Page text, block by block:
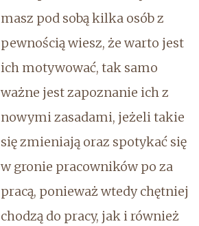
masz pod sobą kilka osób z
pewnością wiesz, że warto jest
ich motywować, tak samo
ważne jest zapoznanie ich z
nowymi zasadami, jeżeli takie
się zmieniają oraz spotykać się
w gronie pracowników po za
pracą, ponieważ wtedy chętniej
chodzą do pracy, jak i również